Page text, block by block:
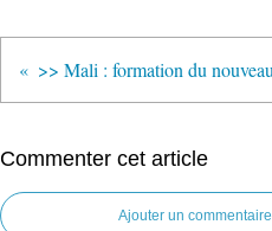
Commenter cet article
Ajouter un commentaire